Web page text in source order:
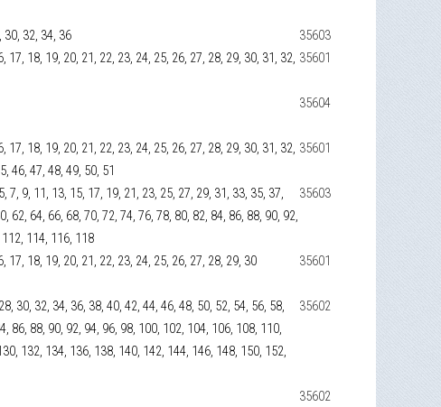
30, 32, 34, 36
35603
17, 18, 19, 20, 21, 22, 23, 24, 25, 26, 27, 28, 29, 30, 31, 32, 35601
35604
17, 18, 19, 20, 21, 22, 23, 24, 25, 26, 27, 28, 29, 30, 31, 32,
46, 47, 48, 49, 50, 51
35601
7, 9, 11, 13, 15, 17, 19, 21, 23, 25, 27, 29, 31, 33, 35, 37,
62, 64, 66, 68, 70, 72, 74, 76, 78, 80, 82, 84, 86, 88, 90, 92,
114, 116, 118
35603
17, 18, 19, 20, 21, 22, 23, 24, 25, 26, 27, 28, 29, 30 35601
30, 32, 34, 36, 38, 40, 42, 44, 46, 48, 50, 52, 54, 56, 58,
86, 88, 90, 92, 94, 96, 98, 100, 102, 104, 106, 108, 110,
132, 134, 136, 138, 140, 142, 144, 146, 148, 150, 152,
35602
35602